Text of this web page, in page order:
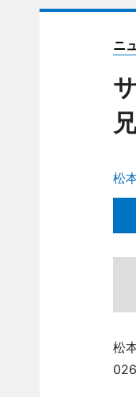
ニ
松
松